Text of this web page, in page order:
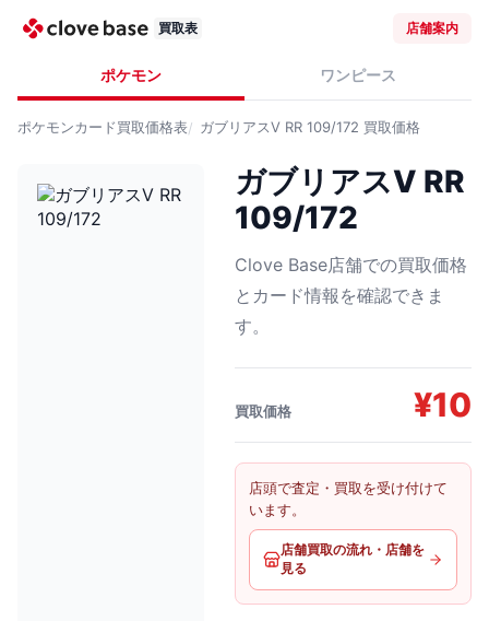
買取表 店舗案内
ポケモン ワンピース
ポケモンカード買取価格表 ガブリアスV RR 109/172 買取価格
ガブリアスV RR
109/172
Clove Base店舗での買取価格
とカード情報を確認できま
す。
買取価格 ¥10
店頭で査定・買取を受け付けて
います。
店舗買取の流れ・店舗を
見る